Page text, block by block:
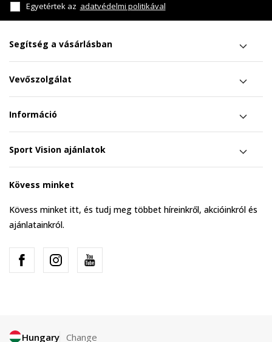
Egyetértek az adatvédelmi politikával
Segítség a vásárlásban
Vevőszolgálat
Információ
Sport Vision ajánlatok
Kövess minket
Kövess minket itt, és tudj meg többet híreinkről, akcióinkról és
ajánlatainkról.
Hungary Change